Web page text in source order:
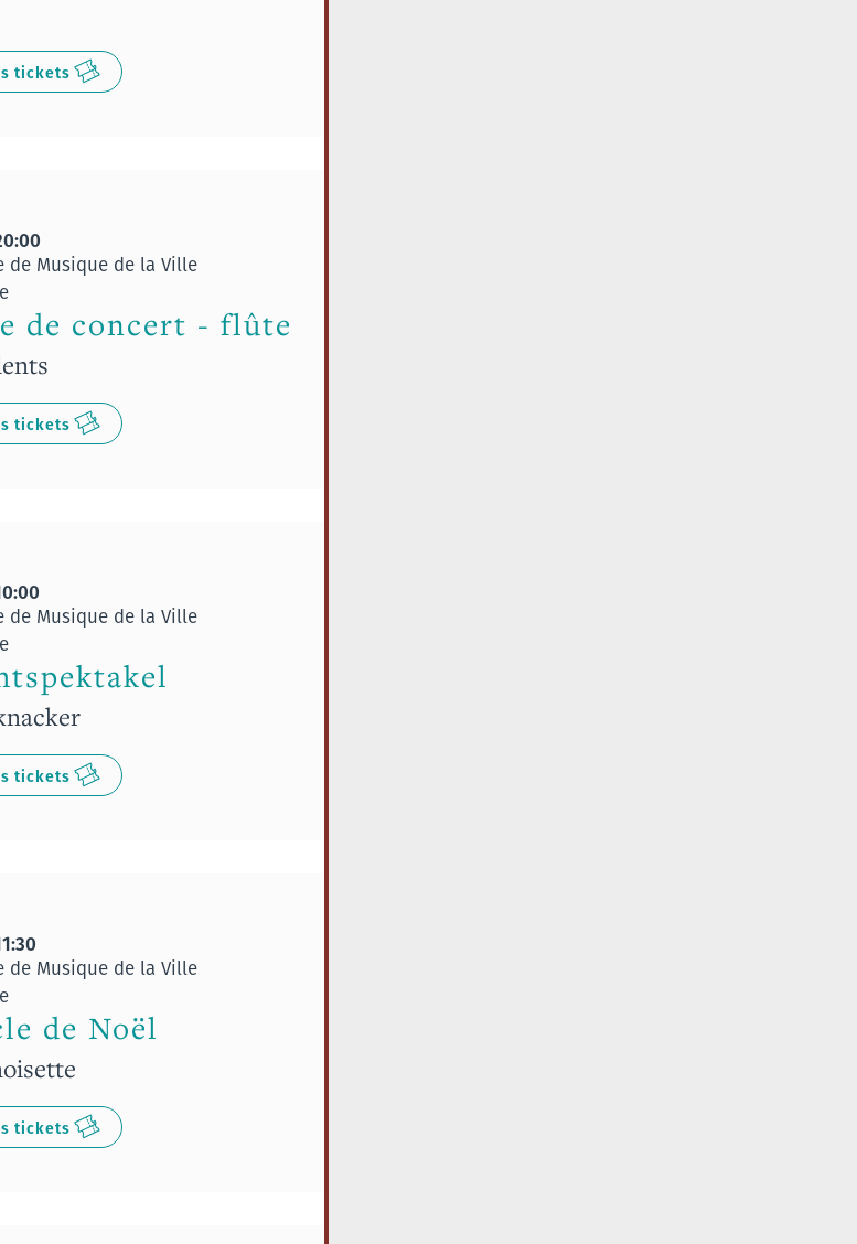
tickets
de Musique de la Ville
de concert - flûte
tickets
de Musique de la Ville
tickets
de Musique de la Ville
de Noël
tickets